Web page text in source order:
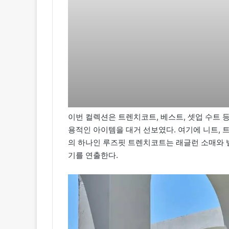
이번 컬렉션은 트렌치코트, 베스트, 셋업 수트
용적인 아이템을 대거 선보였다. 여기에 니트,
의 하나인 루즈핏 트렌치코트는 래글런 소매
기를 연출한다.